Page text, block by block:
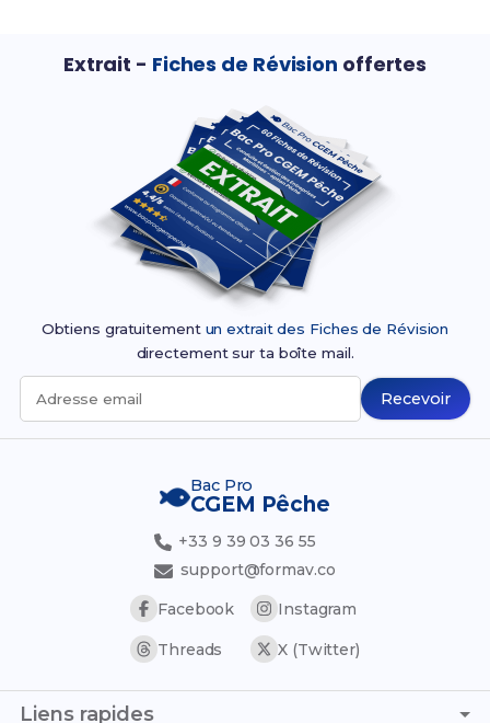
Extrait - Fiches de Révision offertes
Obtiens gratuitement un extrait des Fiches de Révision
directement sur ta boîte mail.
Adresse email Recevoir
Bac Pro
CGEM Pêche
+33 9 39 03 36 55
support@formav.co
Facebook
Instagram
Threads X (Twitter)
Liens rapides